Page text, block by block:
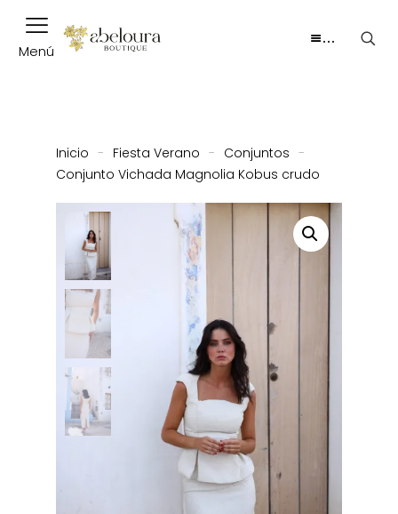
Menú
…
Inicio - Fiesta Verano - Conjuntos -
Conjunto Vichada Magnolia Kobus crudo